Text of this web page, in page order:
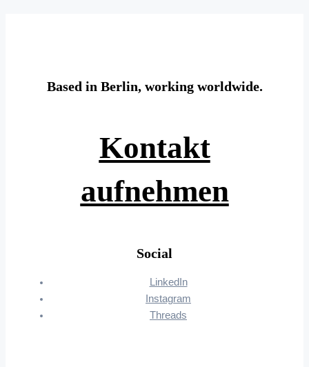
Based in Berlin, working worldwide.
Kontakt
aufnehmen
Social
LinkedIn
Instagram
Threads